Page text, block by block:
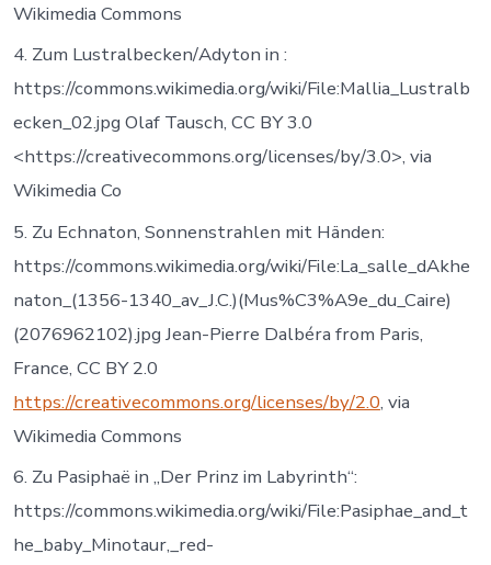
Wikimedia Commons
4. Zum Lustralbecken/Adyton in :
https://commons.wikimedia.org/wiki/File:Mallia_Lustralb
ecken_02.jpg Olaf Tausch, CC BY 3.0
<https://creativecommons.org/licenses/by/3.0>, via
Wikimedia Co
5. Zu Echnaton, Sonnenstrahlen mit Händen:
https://commons.wikimedia.org/wiki/File:La_salle_dAkhe
naton_(1356-1340_av_J.C.)(Mus%C3%A9e_du_Caire)
(2076962102).jpg Jean-Pierre Dalbéra from Paris,
France, CC BY 2.0
https://creativecommons.org/licenses/by/2.0, via
Wikimedia Commons
6. Zu Pasiphaë in „Der Prinz im Labyrinth“:
https://commons.wikimedia.org/wiki/File:Pasiphae_and_t
he_baby_Minotaur,_red-